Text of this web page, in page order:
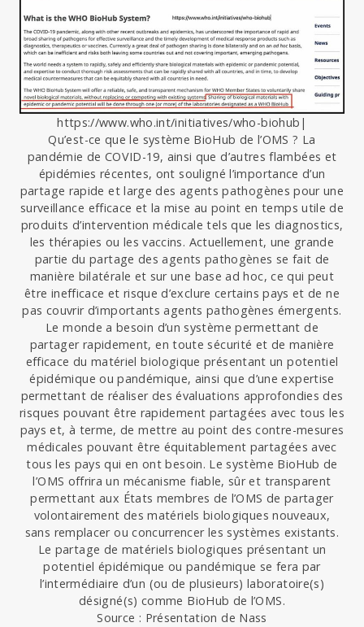
https://www.who.int/initiatives/who-biohub|
Qu’est-ce que le système BioHub de l’OMS ? La
pandémie de COVID-19, ainsi que d’autres flambées et
épidémies récentes, ont souligné l’importance d’un
partage rapide et large des agents pathogènes pour une
surveillance efficace et la mise au point en temps utile de
produits d’intervention médicale tels que les diagnostics,
les thérapies ou les vaccins. Actuellement, une grande
partie du partage des agents pathogènes se fait de
manière bilatérale et sur une base ad hoc, ce qui peut
être inefficace et risque d’exclure certains pays et de ne
pas couvrir d’importants agents pathogènes émergents.
Le monde a besoin d’un système permettant de
partager rapidement, en toute sécurité et de manière
efficace du matériel biologique présentant un potentiel
épidémique ou pandémique, ainsi que d’une expertise
permettant de réaliser des évaluations approfondies des
risques pouvant être rapidement partagées avec tous les
pays et, à terme, de mettre au point des contre-mesures
médicales pouvant être équitablement partagées avec
tous les pays qui en ont besoin. Le système BioHub de
l’OMS offrira un mécanisme fiable, sûr et transparent
permettant aux États membres de l’OMS de partager
volontairement des matériels biologiques nouveaux,
sans remplacer ou concurrencer les systèmes existants.
Le partage de matériels biologiques présentant un
potentiel épidémique ou pandémique se fera par
l’intermédiaire d’un (ou de plusieurs) laboratoire(s)
désigné(s) comme BioHub de l’OMS.
Source : Présentation de Nass